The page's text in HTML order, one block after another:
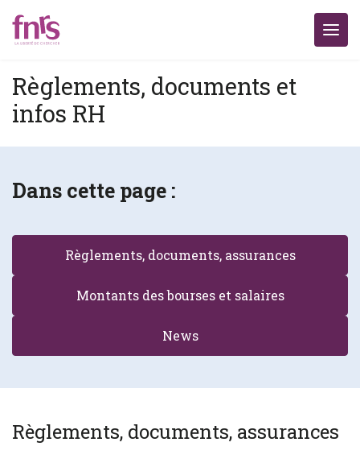
Règlements, documents et
infos RH
Dans cette page :
Règlements, documents, assurances
Montants des bourses et salaires
News
Règlements, documents, assurances